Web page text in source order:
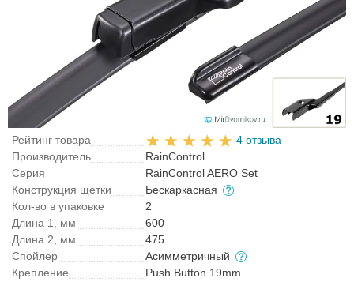
Рейтинг товара
4 отзыва
Производитель
RainControl
Серия
RainControl AERO Set
Конструкция щетки
Бескаркасная
Кол-во в упаковке
2
Длина 1, мм
600
Длина 2, мм
475
Спойлер
Асимметричный
Крепление
Push Button 19mm